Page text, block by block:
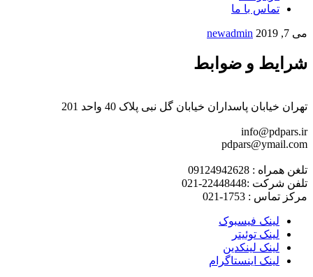
تماس با ما
می 7, 2019 newadmin
شرایط و ضوابط
تهران خیابان پاسداران خیابان گل نبی پلاک 40 واحد 201
info@pdpars.ir
pdpars@ymail.com
تلغن همراه : 09124942628
تلفن شرکت :22448448-021
مرکز تماس : 1753-021
لینک فیسبوک
لینک توئیتر
لینک لینکدین
لینک اینستاگرام